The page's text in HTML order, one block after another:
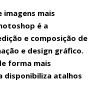
imagens mais
é a
e composição de
e design gráfico.
forma mais
atalhos